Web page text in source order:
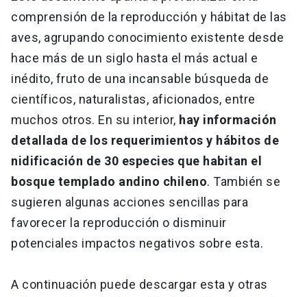
comprensión de la reproducción y hábitat de las
aves, agrupando conocimiento existente desde
hace más de un siglo hasta el más actual e
inédito, fruto de una incansable búsqueda de
científicos, naturalistas, aficionados, entre
muchos otros. En su interior, hay información
detallada de los requerimientos y hábitos de
nidificación de 30 especies que habitan el
bosque templado andino chileno. También se
sugieren algunas acciones sencillas para
favorecer la reproducción o disminuir
potenciales impactos negativos sobre esta.
A continuación puede descargar esta y otras